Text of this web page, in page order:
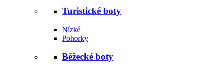
Turistické boty
Nízké
Pohorky
Běžecké boty